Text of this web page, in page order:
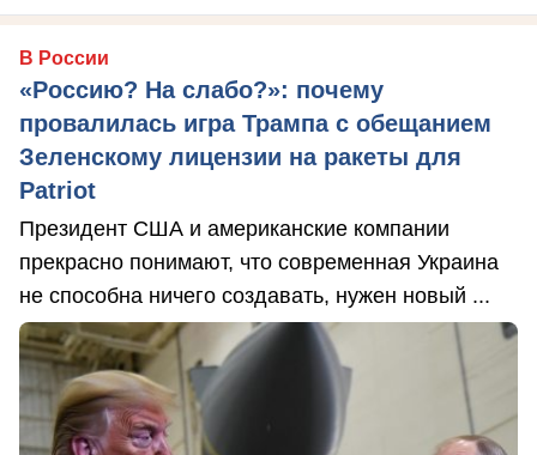
В России
«Россию? На слабо?»: почему
провалилась игра Трампа с обещанием
Зеленскому лицензии на ракеты для
Patriot
Президент США и американские компании
прекрасно понимают, что современная Украина
не способна ничего создавать, нужен новый ...